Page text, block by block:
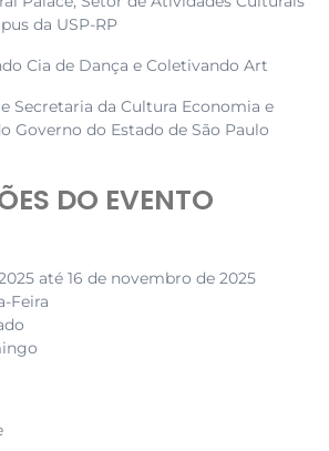
da USP-RP
Cia de Dança e Coletivando Art
e Secretaria da Cultura Economia e
Governo do Estado de São Paulo
DO EVENTO
até 16 de novembro de 2025
Feira